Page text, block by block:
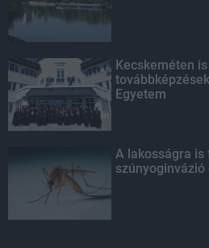
Kecskeméten
Egyetem
A lakosságra is